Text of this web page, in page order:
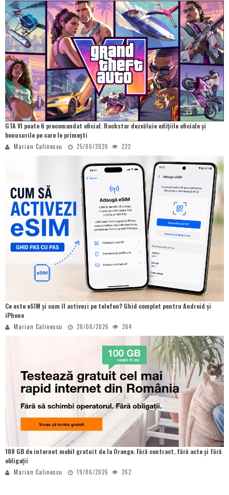
GTA VI poate fi precomandat oficial. Rockstar dezvăluie edițiile oficiale și
bonusurile pe care le primești
Marian Calinescu 25/06/2026 222
Ce este eSIM și cum îl activezi pe telefon? Ghid complet pentru Android și
iPhone
Marian Calinescu 20/06/2026 264
100 GB de internet mobil gratuit de la Orange. Fără contract, fără acte și fără
obligații
Marian Calinescu 19/06/2026 262